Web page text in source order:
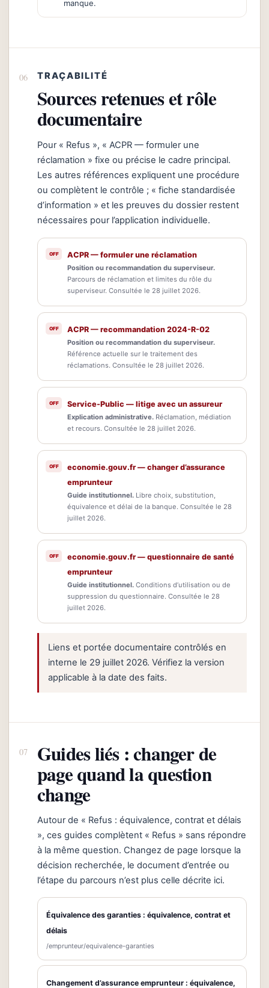
manque.
TRAÇABILITÉ
Sources retenues et rôle
documentaire
Pour « Refus », « ACPR — formuler une
réclamation » fixe ou précise le cadre principal.
Les autres références expliquent une procédure
ou complètent le contrôle ; « fiche standardisée
d’information » et les preuves du dossier restent
nécessaires pour l’application individuelle.
ACPR — formuler une réclamation
Position ou recommandation du superviseur.
Parcours de réclamation et limites du rôle du
superviseur. Consultée le 28 juillet 2026.
ACPR — recommandation 2024-R-02
Position ou recommandation du superviseur.
Référence actuelle sur le traitement des
réclamations. Consultée le 28 juillet 2026.
Service-Public — litige avec un assureur
Explication administrative. Réclamation, médiation
et recours. Consultée le 28 juillet 2026.
economie.gouv.fr — changer d’assurance
emprunteur
Guide institutionnel. Libre choix, substitution,
équivalence et délai de la banque. Consultée le 28
juillet 2026.
economie.gouv.fr — questionnaire de santé
emprunteur
Guide institutionnel. Conditions d’utilisation ou de
suppression du questionnaire. Consultée le 28
juillet 2026.
Liens et portée documentaire contrôlés en
interne le 29 juillet 2026. Vérifiez la version
applicable à la date des faits.
Guides liés : changer de
page quand la question
change
Autour de « Refus : équivalence, contrat et délais
», ces guides complètent « Refus » sans répondre
à la même question. Changez de page lorsque la
décision recherchée, le document d’entrée ou
l’étape du parcours n’est plus celle décrite ici.
Équivalence des garanties : équivalence, contrat et
délais
/emprunteur/equivalence-garanties
Changement d’assurance emprunteur : équivalence,